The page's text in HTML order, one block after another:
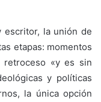
escritor, la unión de
etapas: momentos
retroceso «y es sin
y políticas
la única opción